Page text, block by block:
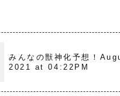
みんなの獣神化予想！
2021 at 04:22PM